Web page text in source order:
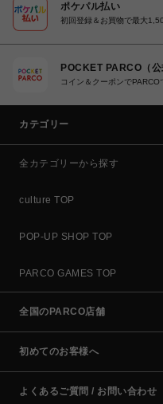
ポケパル払い
初回登録＆お買物で最大
POCKET PARCO（公
コイン＆クーポンで
カテゴリー
全カテゴリーから探す
culture TOP
POP-UP SHOP TOP
PARCO GAMES TOP
全国のPARCO店舗
初めてのお客様へ
よくあるご質問 / お問い合わせ